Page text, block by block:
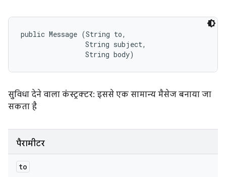
public Message (String to,
                String subject,
                String body)
सुविधा देने वाला कंस्ट्रक्टर: इससे एक सामान्य मैसेज बनाया जा
सकता है
पैरामीटर
to